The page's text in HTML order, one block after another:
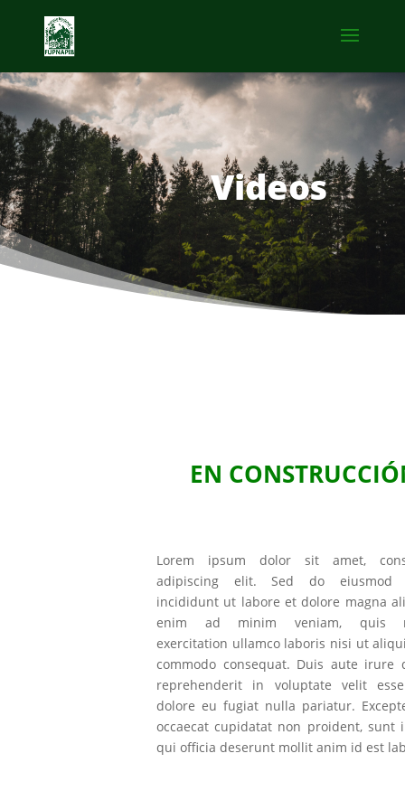
Videos
EN
Lorem ipsum dolor sit amet,
adipiscing elit. Sed do eiusmod
incididunt ut labore et dolore magna
enim ad minim veniam, quis
exercitation ullamco laboris nisi ut
commodo consequat. Duis aute irure
reprehenderit in voluptate velit
dolore eu fugiat nulla pariatur.
occaecat cupidatat non proident, sunt
qui officia deserunt mollit anim id est